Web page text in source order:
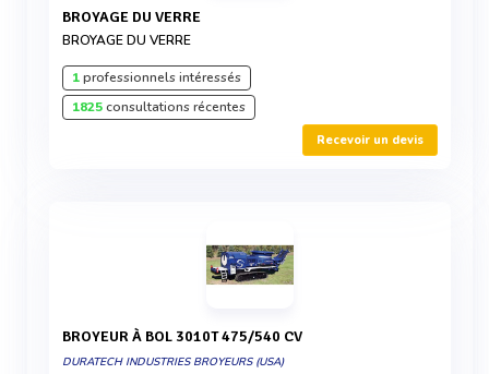
BROYAGE DU VERRE
BROYAGE DU VERRE
1professionnels intéressés
1825consultations récentes
Recevoir un devis
BROYEUR À BOL 3010T 475/540 CV
DURATECH INDUSTRIES BROYEURS (USA)